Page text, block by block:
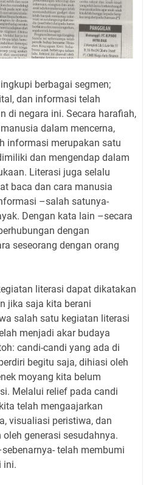
berbagai segmen;
dan informasi telah
di negara ini. Secara harafiah,
dalam mencerna,
informasi merupakan satu
dan mengendap dalam
Literasi juga selalu
baca dan cara manusia
–salah satunya-
Dengan kata lain –secara
dengan
seseorang dengan orang
literasi dapat dikatakan
jika saja kita berani
salah satu kegiatan literasi
menjadi akar budaya
candi-candi yang ada di
begitu saja, dihiasi oleh
moyang kita belum
Melalui relief pada candi
telah mengaajarkan
visualiasi peristiwa, dan
generasi sesudahnya.
telah membumi
ini.